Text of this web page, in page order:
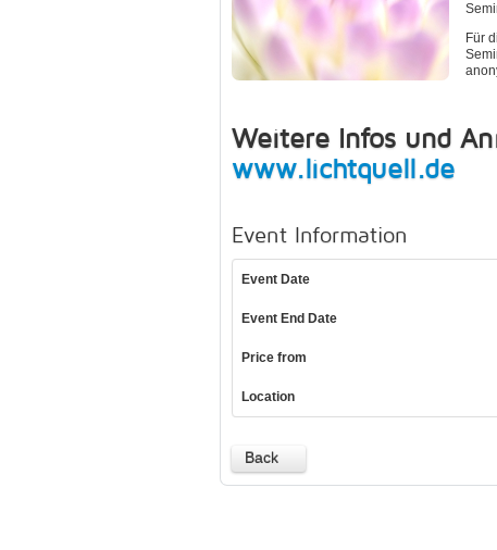
Für
Weitere Infos und
www.lichtquell.de
Event Information
Event Date
Event End Date
Price from
Location
Back